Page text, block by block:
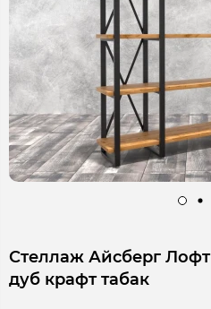
Стеллаж Айсберг
дуб крафт табак